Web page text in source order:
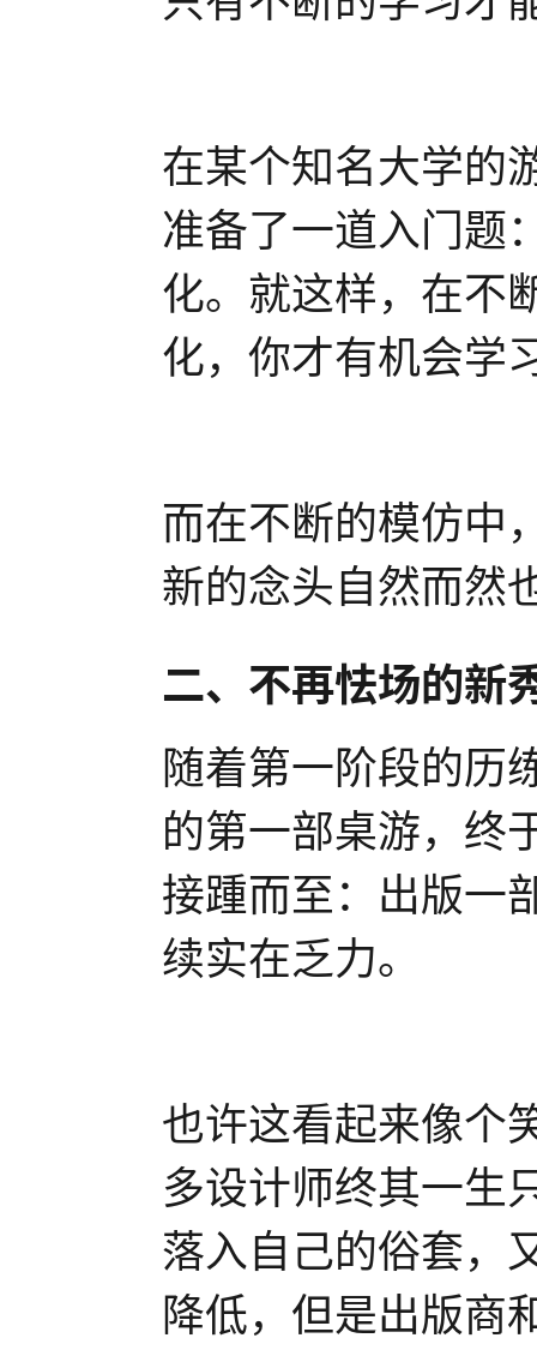
在某个知名大学的
准备了一道入门题
化。就这样，在不
化，你才有机会学
而在不断的模仿中
新的念头自然而然
二、不再怯场的新
随着第一阶段的历
的第一部桌游，终
接踵而至：出版一
续实在乏力。
也许这看起来像个
多设计师终其一生
落入自己的俗套，
降低，但是出版商